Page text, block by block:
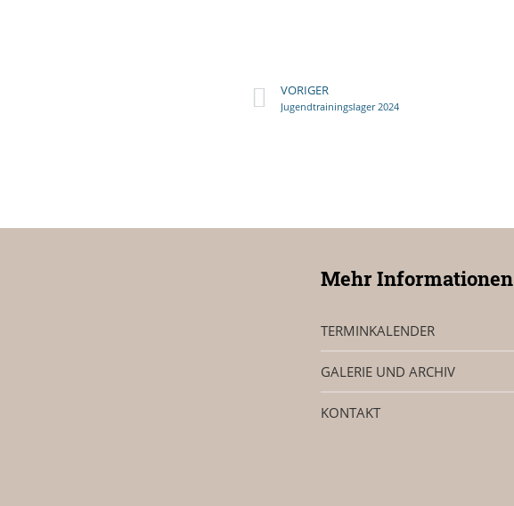
VORIGER
Jugendtrainingslager 2024
Mehr Informationen
TERMINKALENDER
GALERIE UND ARCHIV
KONTAKT